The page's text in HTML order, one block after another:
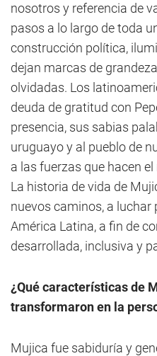
nosotros y referencia de
pasos a lo largo de toda
construcción política,
dejan marcas de
olvidadas. Los
deuda de gratitud con
presencia, sus sabias
uruguayo y al pueblo de
a las fuerzas que hacen
La historia de vida de
nuevos caminos, a luchar
América Latina, a fin de
desarrollada, inclusiva y
¿Qué características de
transformaron en la
Mujica fue sabiduría y